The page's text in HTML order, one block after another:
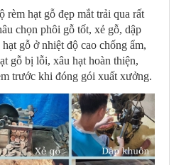
rèm hạt gỗ đẹp mắt trải qua rất
chọn phôi gỗ tốt, xẻ gỗ, dập
gỗ ở nhiệt độ cao chống ẩm,
gỗ bị lỗi, xâu hạt hoàn thiện,
trước khi đóng gói xuất xưởng.